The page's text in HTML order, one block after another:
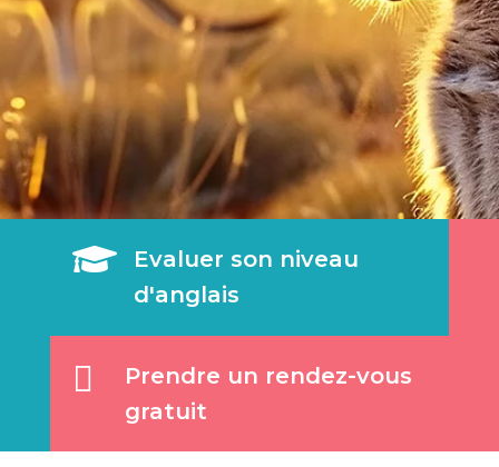

Evaluer son niveau
d'anglais

Prendre un rendez-vous
gratuit